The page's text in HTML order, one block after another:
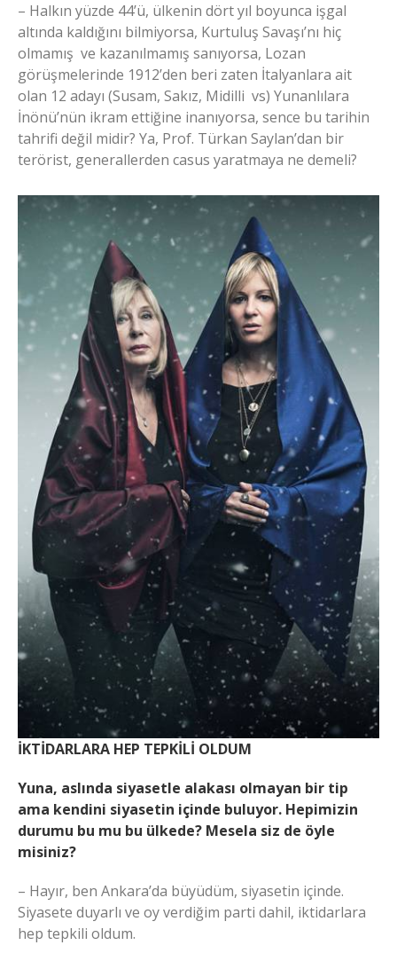
– Halkın yüzde 44’ü, ülkenin dört yıl boyunca işgal
altında kaldığını bilmiyorsa, Kurtuluş Savaşı’nı hiç
olmamış ve kazanılmamış sanıyorsa, Lozan
görüşmelerinde 1912’den beri zaten İtalyanlara ait
olan 12 adayı (Susam, Sakız, Midilli vs) Yunanlılara
İnönü’nün ikram ettiğine inanıyorsa, sence bu tarihin
tahrifi değil midir? Ya, Prof. Türkan Saylan’dan bir
terörist, generallerden casus yaratmaya ne demeli?
İKTİDARLARA HEP TEPKİLİ OLDUM
Yuna, aslında siyasetle alakası olmayan bir tip
ama kendini siyasetin içinde buluyor. Hepimizin
durumu bu mu bu ülkede? Mesela siz de öyle
misiniz?
– Hayır, ben Ankara’da büyüdüm, siyasetin içinde.
Siyasete duyarlı ve oy verdiğim parti dahil, iktidarlara
hep tepkili oldum.